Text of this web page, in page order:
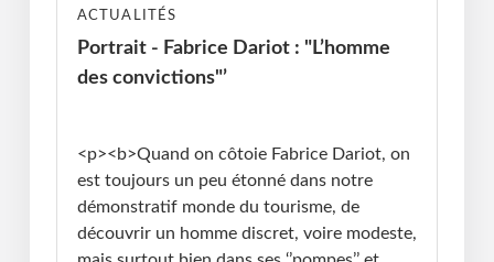
ACTUALITÉS
Portrait - Fabrice Dariot : "L’homme
des convictions"’
<p><b>Quand on côtoie Fabrice Dariot, on
est toujours un peu étonné dans notre
démonstratif monde du tourisme, de
découvrir un homme discret, voire modeste,